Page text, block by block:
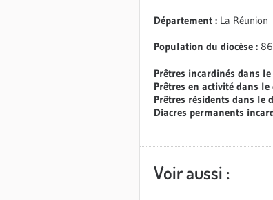
Département : La Réunion
Population du diocèse :
Prêtres incardinés dans le
Prêtres en activité dans le
Prêtres résidents dans le
Diacres permanents
Voir aussi :